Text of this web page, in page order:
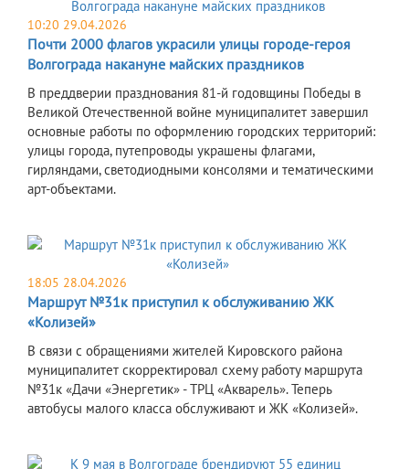
10:20 29.04.2026
Почти 2000 флагов украсили улицы городе-героя
Волгограда накануне майских праздников
В преддверии празднования 81-й годовщины Победы в
Великой Отечественной войне муниципалитет завершил
основные работы по оформлению городских территорий:
улицы города, путепроводы украшены флагами,
гирляндами, светодиодными консолями и тематическими
арт-объектами.
18:05 28.04.2026
Маршрут №31к приступил к обслуживанию ЖК
«Колизей»
В связи с обращениями жителей Кировского района
муниципалитет скорректировал схему работу маршрута
№31к «Дачи «Энергетик» - ТРЦ «Акварель». Теперь
автобусы малого класса обслуживают и ЖК «Колизей».